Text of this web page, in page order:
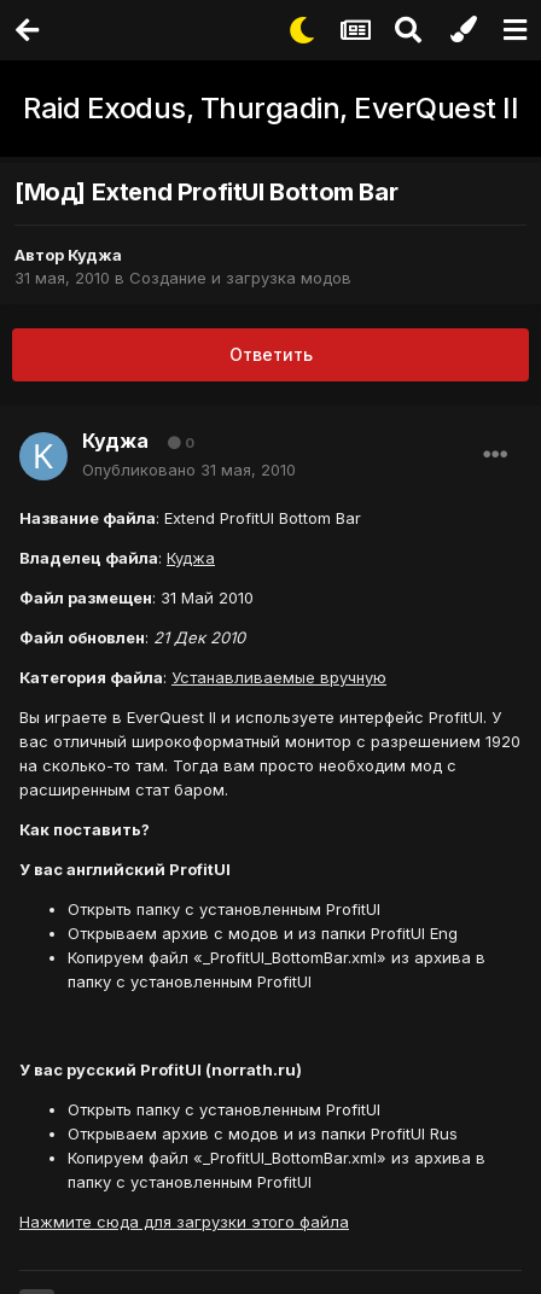
Raid Exodus, Thurgadin, EverQuest II
[Мод] Extend ProfitUI Bottom Bar
Автор Куджа
31 мая, 2010 в Создание и загрузка модов
Ответить
Куджа 0
Опубликовано 31 мая, 2010
Название файла: Extend ProfitUI Bottom Bar
Владелец файла: Куджа
Файл размещен: 31 Май 2010
Файл обновлен: 21 Дек 2010
Категория файла: Устанавливаемые вручную
Вы играете в EverQuest II и используете интерфейс ProfitUI. У
вас отличный широкоформатный монитор с разрешением 1920
на сколько-то там. Тогда вам просто необходим мод с
расширенным стат баром.
Как поставить?
У вас английский ProfitUI
Открыть папку с установленным ProfitUI
Открываем архив с модов и из папки ProfitUI Eng
Копируем файл «_ProfitUI_BottomBar.xml» из архива в
папку с установленным ProfitUI
У вас русский ProfitUI (norrath.ru)
Открыть папку с установленным ProfitUI
Открываем архив с модов и из папки ProfitUI Rus
Копируем файл «_ProfitUI_BottomBar.xml» из архива в
папку с установленным ProfitUI
Нажмите сюда для загрузки этого файла